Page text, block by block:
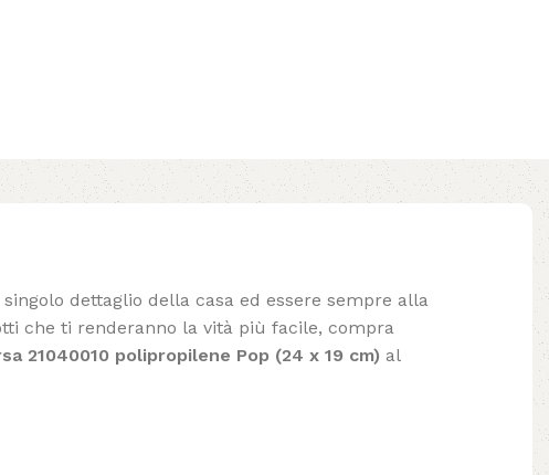
dettaglio della casa ed essere sempre alla
che ti renderanno la vità più facile, compra
21040010 polipropilene Pop (24 x 19 cm) al